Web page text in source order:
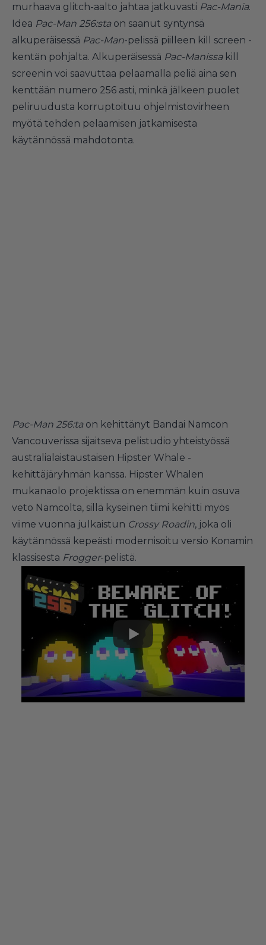
murhaava glitch-aalto jahtaa jatkuvasti Pac-Mania.
Idea Pac-Man 256:staon saanut syntynsä
alkuperäisessä Pac-Man-pelissä piilleen kill screen -
kentän pohjalta. Alkuperäisessä Pac-Manissakill
screenin voi saavuttaa pelaamalla peliä aina sen
kenttään numero 256 asti, minkä jälkeen puolet
peliruudusta korruptoituu ohjelmistovirheen
myötä tehden pelaamisen jatkamisesta
käytännössä mahdotonta.
Pac-Man 256:taon kehittänyt Bandai Namcon
Vancouverissa sijaitseva pelistudio yhteistyössä
australialaistaustaisen Hipster Whale -
kehittäjäryhmän kanssa. Hipster Whalen
mukanaolo projektissa on enemmän kuin osuva
veto Namcolta, sillä kyseinen tiimi kehitti myös
viime vuonna julkaistun Crossy Roadin, joka oli
käytännössä kepeästi modernisoitu versio Konamin
klassisesta Frogger-pelistä.